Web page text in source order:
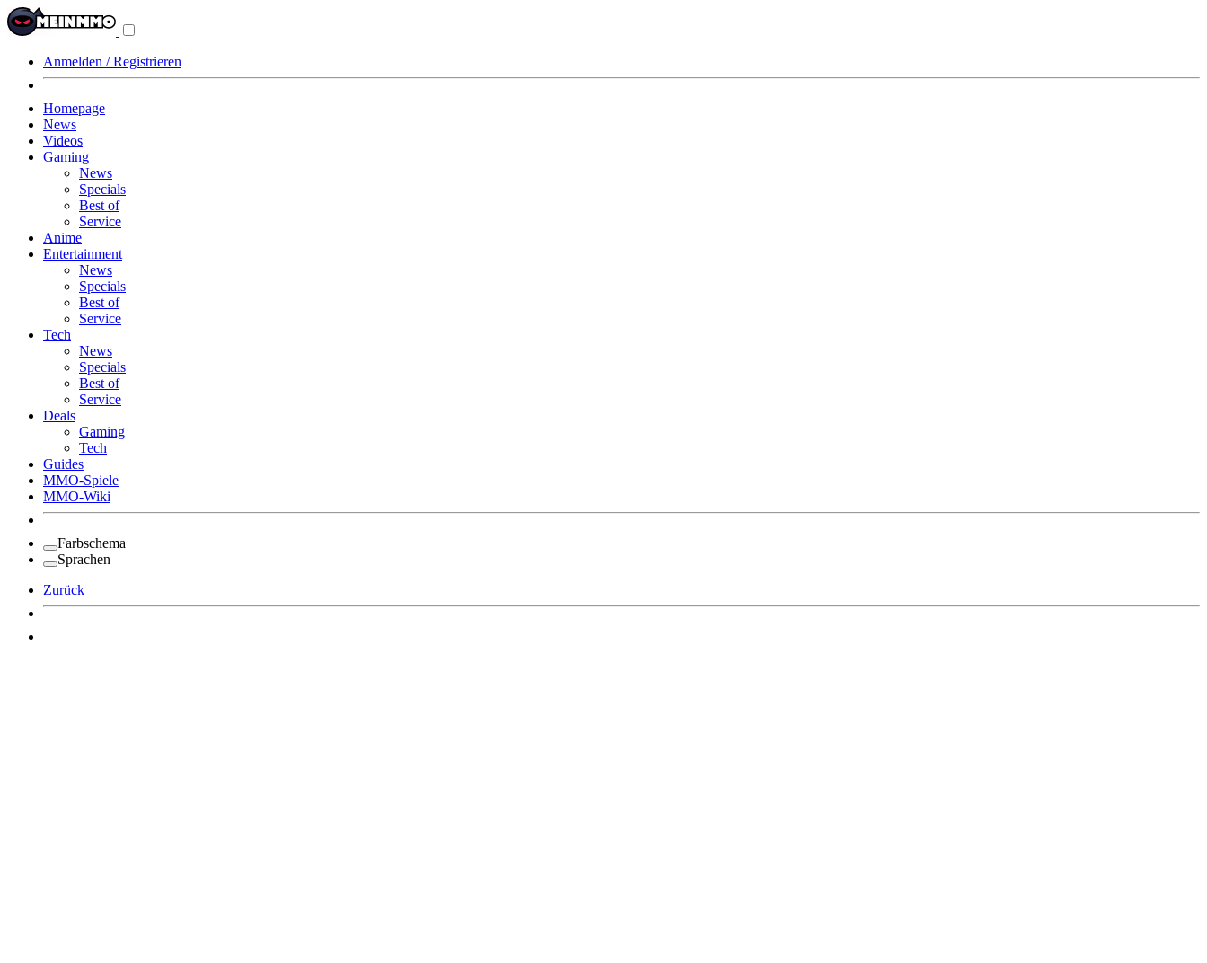
Anmelden / Registrieren
Homepage
News
Videos
Gaming
News
Specials
Best of
Service
Anime
Entertainment
News
Specials
Best of
Service
Tech
News
Specials
Best of
Service
Deals
Gaming
Tech
Guides
MMO-Spiele
MMO-Wiki
Farbschema
Sprachen
Zurück